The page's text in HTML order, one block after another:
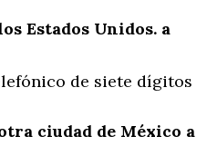
Estados Unidos. a
de siete dígitos
ciudad de México a